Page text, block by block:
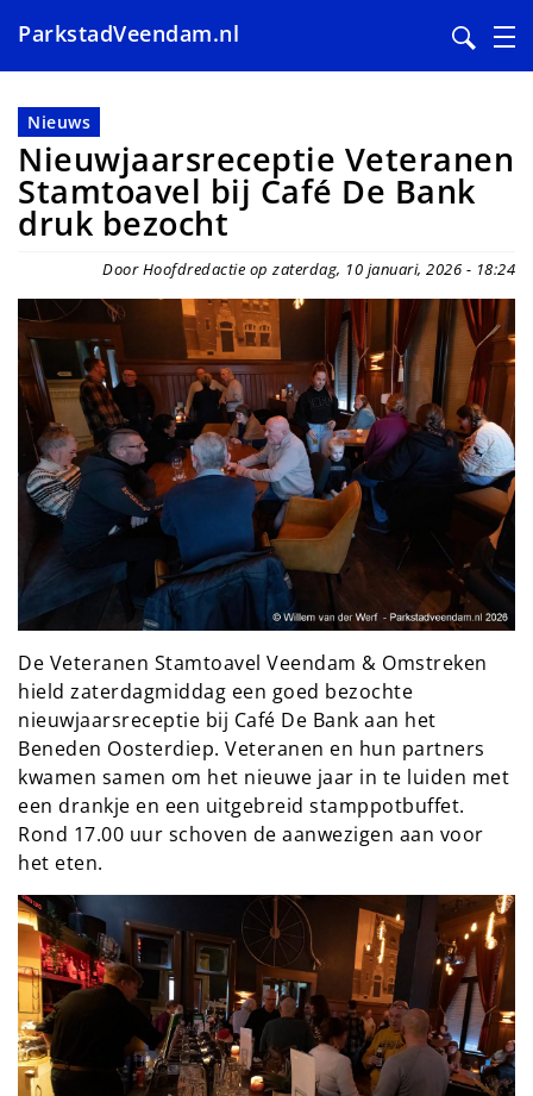
en
naar
de
inhoud
gaan
ParkstadVeendam.nl
Nieuws
Nieuwjaarsreceptie Veteranen
Stamtoavel bij Café De Bank
druk bezocht
Door Hoofdredactie op zaterdag, 10 januari, 2026 - 18:24
De Veteranen Stamtoavel Veendam & Omstreken
hield zaterdagmiddag een goed bezochte
nieuwjaarsreceptie bij Café De Bank aan het
Beneden Oosterdiep. Veteranen en hun partners
kwamen samen om het nieuwe jaar in te luiden met
een drankje en een uitgebreid stamppotbuffet.
Rond 17.00 uur schoven de aanwezigen aan voor
het eten.